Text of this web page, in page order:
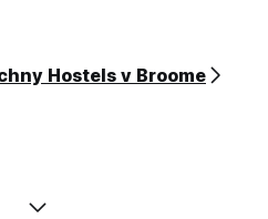
Hostels v Broome